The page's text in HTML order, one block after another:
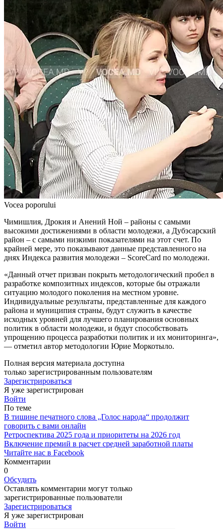
Vocea poporului
Чимишлия, Дрокия и Анений Ной – районы с самыми
высокими до­стижениями в области молоде­жи, а Дубэсарский
район – с самы­ми низкими показателями на этот счет. По
крайней мере, это показы­вают данные представленного на
днях Индекса развития молодежи – ScoreCard по молодежи.
«Данный отчет призван покрыть мето­дологический пробел в
разработке ком­позитных индексов, которые бы отража­ли
ситуацию молодого поколения на мес­тном уровне.
Индивидуальные результаты, представленные для каждого
района и му­ниципия страны, будут служить в качестве
исходных уровней для лучшего планиро­вания основных
политик в области моло­дежи, и будут способствовать
упрощению процесса разработки политик и их монито­ринга»,
— отметил автор методологии Юрие Моркотыло.
Полная версия материала доступна
только зарегистрированным пользователям
Зарегистрироваться
Я уже зарегистрирован
Войти
По теме
В тишине печатного слова „Голос народа“ продолжит
говорить с вами онлайн
Ретроспектива 2025 года и приоритеты на 2026 год
Включение премий в расчет средней заработной платы
Читайте нас в Facebook
Комментарии
0
Обсудить
Оставлять комментарии могут только
зарегистрированные пользователи
Зарегистрироваться
Я уже зарегистрирован
Войти